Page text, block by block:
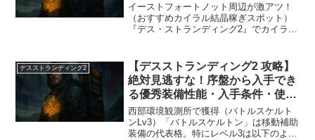
イーストフォートノット周辺が激アツ！
（おすすめカイラル結晶稼ぎスポット）
『デス・ストランディング2』でカイラル
にあるBTスポットが最強の狩場です。こ
こはアップデート後...
デスストランディング2
【デスストランディング2 攻略】
絶対見逃すな！序盤から入手でき
る優秀装備性能・入手条件・使い
方を徹底解説！
西部環境観測所で獲得（バトルスケルト
ンLv3）「バトルスケルトン」は移動補助
装備の代表格。特にレベル3は以下のよう